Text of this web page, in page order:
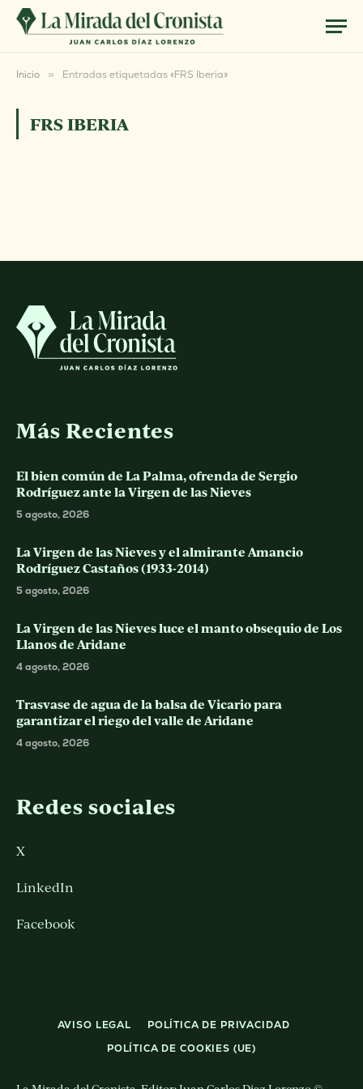
Inicio » Entradas etiquetadas «FRS Iberia»
FRS IBERIA
Más Recientes
El bien común de La Palma, ofrenda de Sergio
Rodríguez ante la Virgen de las Nieves
5 agosto, 2026
La Virgen de las Nieves y el almirante Amancio
Rodríguez Castaños (1933-2014)
5 agosto, 2026
La Virgen de las Nieves luce el manto obsequio de Los
Llanos de Aridane
4 agosto, 2026
Trasvase de agua de la balsa de Vicario para
garantizar el riego del valle de Aridane
4 agosto, 2026
Redes sociales
X
LinkedIn
Facebook
AVISO LEGAL
POLÍTICA DE PRIVACIDAD
POLÍTICA DE COOKIES (UE)